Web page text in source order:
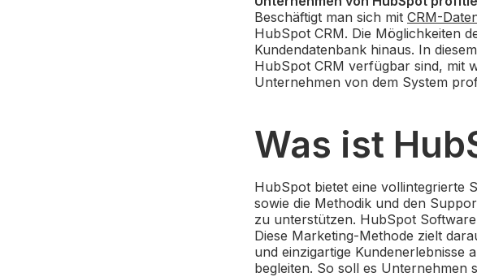
Beschäftigt man sich mit CRM-
HubSpot CRM. Die Möglichkeiten
Kundendatenbank hinaus. In
HubSpot CRM verfügbar sind, mit
Unternehmen von dem System
Was ist
HubSpot bietet eine vollintegrierte
sowie die Methodik und den
zu unterstützen. HubSpot
Diese Marketing-Methode zielt
und einzigartige Kundenerlebnisse
begleiten. So soll es Unternehmen